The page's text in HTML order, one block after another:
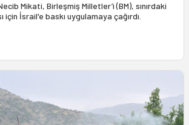
Mikati, Birleşmiş Milletler’i (BM), sınırdaki
için İsrail'e baskı uygulamaya çağırdı.